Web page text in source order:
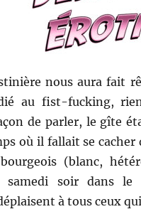
nous aura fait
au fist-fucking,
de parler, le gîte
où il fallait se cacher
(blanc,
samedi soir dans
à tous ceux